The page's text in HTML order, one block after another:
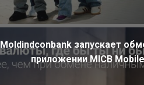
Moldindconbank запускает
приложении MICB